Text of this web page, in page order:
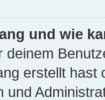
und wie
deinem
erstellt
und